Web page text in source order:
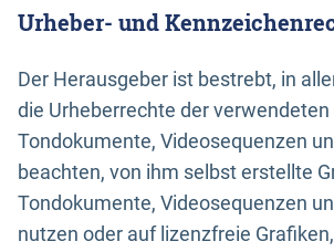
Urheber- und
Der Herausgeber ist bestrebt, in
die Urheberrechte der verwendeten
Tondokumente, Videosequenzen
beachten, von ihm selbst erstellte
Tondokumente, Videosequenzen
nutzen oder auf lizenzfreie